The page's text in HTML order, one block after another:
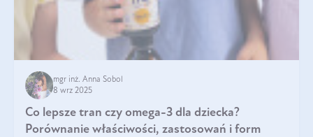
mgr inż. Anna Sobol
8 wrz 2025
Co lepsze tran czy omega-3 dla dziecka?
Porównanie właściwości, zastosowań i form